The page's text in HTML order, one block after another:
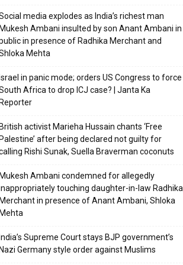
media explodes as India’s richest man
Ambani insulted by son Anant Ambani in
in presence of Radhika Merchant and
Mehta
in panic mode; orders US Congress to force
Africa to drop ICJ case? | Janta Ka
activist Marieha Hussain chants ‘Free
after being declared not guilty for
Rishi Sunak, Suella Braverman coconuts
Ambani condemned for allegedly
touching daughter-in-law Radhika
in presence of Anant Ambani, Shloka
Supreme Court stays BJP government’s
Germany style order against Muslims